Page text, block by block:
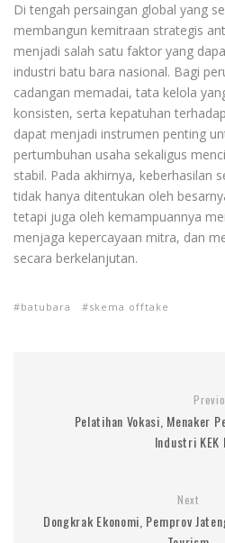
Di tengah persaingan global yang
membangun kemitraan strategis
menjadi salah satu faktor yang
industri batu bara nasional. Bagi
cadangan memadai, tata kelola
konsisten, serta kepatuhan
dapat menjadi instrumen penting
pertumbuhan usaha sekaligus
stabil. Pada akhirnya, keberhasilan
tidak hanya ditentukan oleh
tetapi juga oleh kemampuannya
menjaga kepercayaan mitra, dan
secara berkelanjutan.
batubara skema offtake
Pelatihan Vokasi, Menaker
Industri KEK
Next
Dongkrak Ekonomi, Pemprov